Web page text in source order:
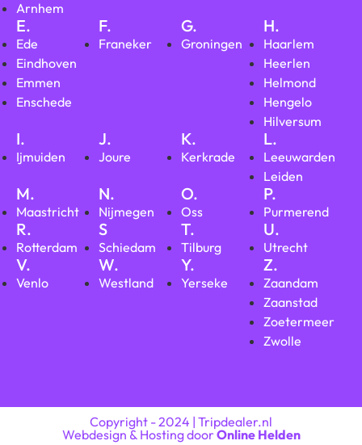
Arnhem
E.
Ede
Eindhoven
Emmen
Enschede
F.
Franeker
G.
Groningen
H.
Haarlem
Heerlen
Helmond
Hengelo
Hilversum
I.
Ijmuiden
J.
Joure
K.
Kerkrade
L.
Leeuwarden
Leiden
M.
Maastricht
N.
Nijmegen
O.
Oss
P.
Purmerend
R.
Rotterdam
S
Schiedam
T.
Tilburg
U.
Utrecht
V.
Venlo
W.
Westland
Y.
Yerseke
Z.
Zaandam
Zaanstad
Zoetermeer
Zwolle
Copyright - 2024 | Tripdealer.nl
Webdesign & Hosting doorOnline Helden